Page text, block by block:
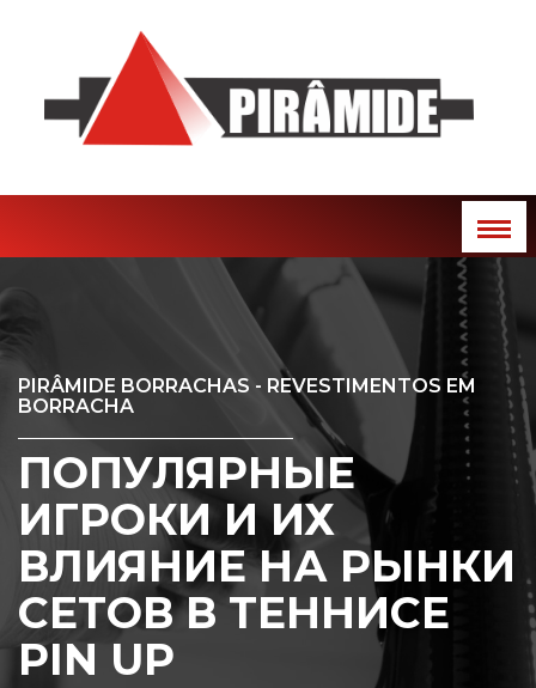
PIRÂMIDE BORRACHAS - REVESTIMENTOS EM
BORRACHA
ПОПУЛЯРНЫЕ
ИГРОКИ И ИХ
ВЛИЯНИЕ НА РЫНКИ
СЕТОВ В ТЕННИСЕ
PIN UP